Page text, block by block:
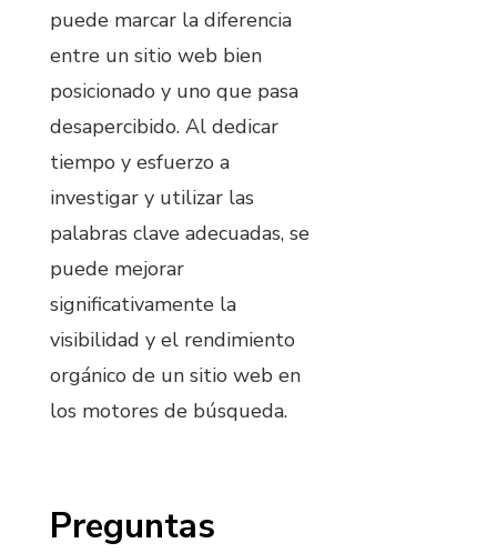
puede marcar la diferencia
entre un sitio web bien
posicionado y uno que pasa
desapercibido. Al dedicar
tiempo y esfuerzo a
investigar y utilizar las
palabras clave adecuadas, se
puede mejorar
significativamente la
visibilidad y el rendimiento
orgánico de un sitio web en
los motores de búsqueda.
Preguntas